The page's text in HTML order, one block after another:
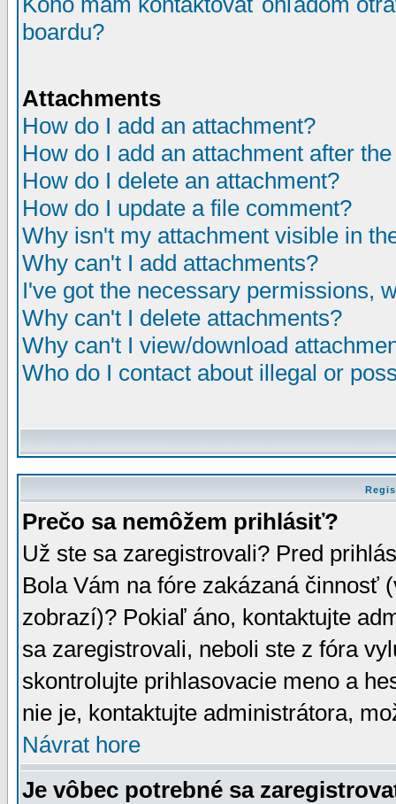
boardu?
Attachments
How do I add an attachment?
How do I add an attachment after
How do I delete an attachment?
How do I update a file comment?
Why isn't my attachment visible in
Why can't I add attachments?
I've got the necessary permissions,
Why can't I delete attachments?
Why can't I view/download
Who do I contact about illegal or
Prečo sa nemôžem prihlásiť?
Už ste sa zaregistrovali? Pred
Bola Vám na fóre zakázaná činnosť
zobrazí)? Pokiaľ áno, kontaktujte
sa zaregistrovali, neboli ste z fóra
skontrolujte prihlasovacie meno a
nie je, kontaktujte administrátora,
Návrat hore
Je vôbec potrebné sa